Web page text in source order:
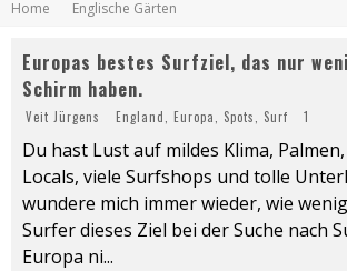
Home Englische Gärten
Europas bestes Surfziel, das nur
Schirm haben.
Veit Jürgens England Europa Spots Surf 1
Du hast Lust auf mildes Klima,
Locals, viele Surfshops und tolle
wundere mich immer wieder, wie
Surfer dieses Ziel bei der Suche nach
Europa ni...